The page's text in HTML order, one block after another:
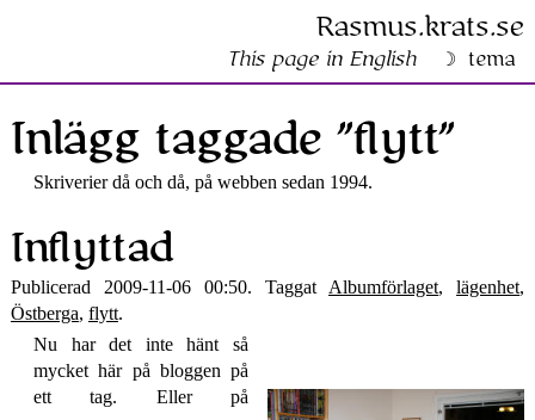
Rasmus​.krats​.se
This page in English tema
Inlägg taggade ”flytt”
Skriverier då och då, på webben sedan 1994.
Inflyttad
Publicerad 2009-11-06 00:50. Taggat Albumförlaget,lägenhet,
Östberga, flytt.
Nu har det inte hänt så
mycket här på bloggen på
ett tag. Eller på